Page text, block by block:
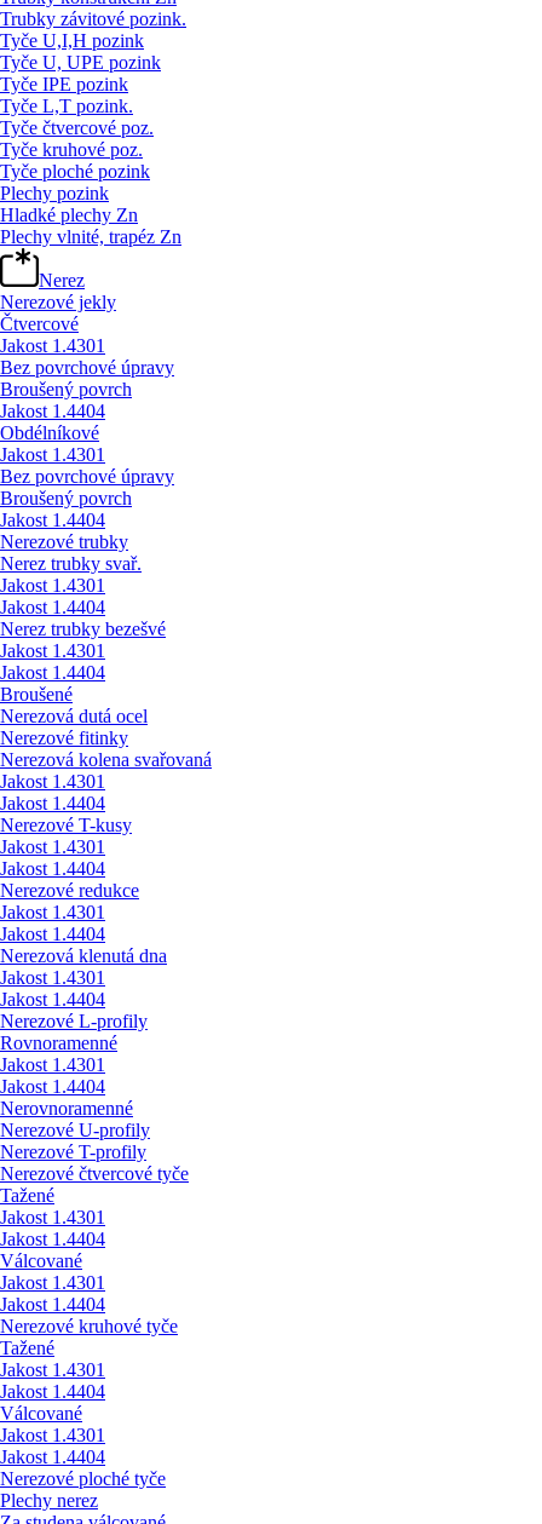
Trubky závitové pozink.
Tyče U,I,H pozink
Tyče U, UPE pozink
Tyče IPE pozink
Tyče L,T pozink.
Tyče čtvercové poz.
Tyče kruhové poz.
Tyče ploché pozink
Plechy pozink
Hladké plechy Zn
Plechy vlnité, trapéz Zn
Nerez
Nerezové jekly
Čtvercové
Jakost 1.4301
Bez povrchové úpravy
Broušený povrch
Jakost 1.4404
Obdélníkové
Jakost 1.4301
Bez povrchové úpravy
Broušený povrch
Jakost 1.4404
Nerezové trubky
Nerez trubky svař.
Jakost 1.4301
Jakost 1.4404
Nerez trubky bezešvé
Jakost 1.4301
Jakost 1.4404
Broušené
Nerezová dutá ocel
Nerezové fitinky
Nerezová kolena svařovaná
Jakost 1.4301
Jakost 1.4404
Nerezové T-kusy
Jakost 1.4301
Jakost 1.4404
Nerezové redukce
Jakost 1.4301
Jakost 1.4404
Nerezová klenutá dna
Jakost 1.4301
Jakost 1.4404
Nerezové L-profily
Rovnoramenné
Jakost 1.4301
Jakost 1.4404
Nerovnoramenné
Nerezové U-profily
Nerezové T-profily
Nerezové čtvercové tyče
Tažené
Jakost 1.4301
Jakost 1.4404
Válcované
Jakost 1.4301
Jakost 1.4404
Nerezové kruhové tyče
Tažené
Jakost 1.4301
Jakost 1.4404
Válcované
Jakost 1.4301
Jakost 1.4404
Nerezové ploché tyče
Plechy nerez